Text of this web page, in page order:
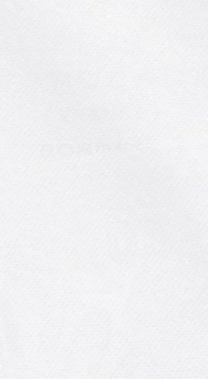
cultiver, mais il